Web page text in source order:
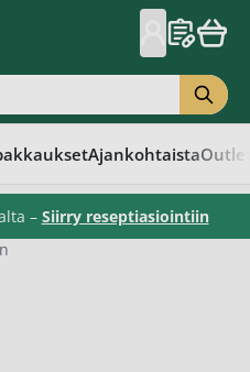
Ajankohtaista
– Siirry reseptiasiointiin